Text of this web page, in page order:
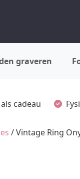
graveren
cadeau
/ Vintage Ring